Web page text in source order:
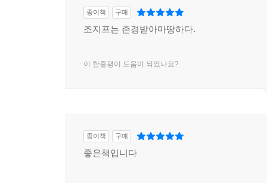
생계를 위해 성실히 일하는 사람들의 세율보다
왜곡되어 있다고 말한다. 천문학적인 부를 축적
세계 대전 기간 동안 94퍼센트로 정점을 찍은 다
자본 이득 세율이 왜 20퍼센트밖에 안 되는 건 형
주는 경제가 정상적으로 굴러갈 것이라고 보기
조장했고, 지대 추구 사업이 번창하면서 오히려
중요한 역할을 하는 세금 제도가 이처럼 왜곡될
종이책 구매
조지프는 존경받아마땅하다.
이 한줄평이 도움이 되었나요?
종이책 구매
좋은책입니다